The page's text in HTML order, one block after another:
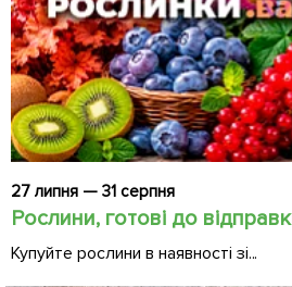
27 липня — 31 серпня
Рослини, готові до
Купуйте рослини в наявності зі...